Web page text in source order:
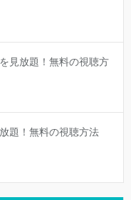
見放題！無料の視聴方
題！無料の視聴方法